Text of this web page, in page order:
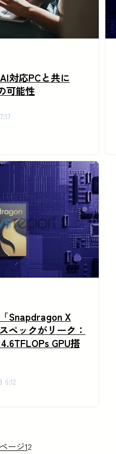
対応PCと共に
可能性
Snapdragon X
ペックがリーク：
GPU搭
6:12
ージ12